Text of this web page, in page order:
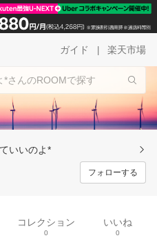
ガイド 楽天市場
いいのよ*
フォローする
コレクション
0
いいね
0